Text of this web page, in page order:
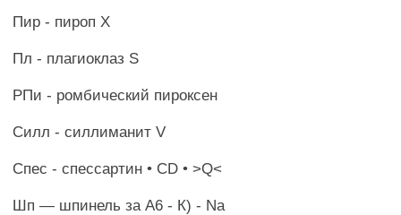
Пир - пироп X
Пл - плагиоклаз S
РПи - ромбический пироксен
Силл - силлиманит V
Спес - спессартин • CD • >Q<
Шп — шпинель за А6 - К) - Na